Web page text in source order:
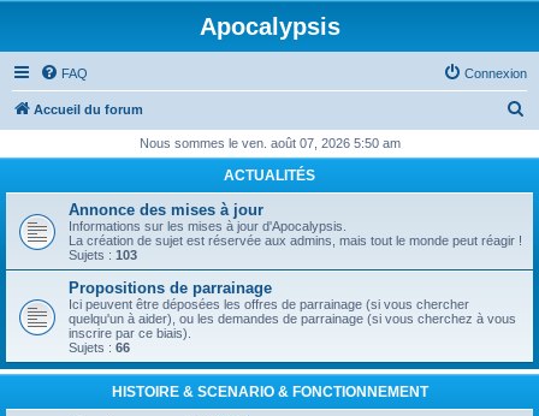
Apocalypsis
FAQ Connexion
Accueil du forum
h
r
Nous sommes le ven. août 07, 2026 5:50 am
ACTUALITÉS
Annonce des mises à jour
Informations sur les mises à jour d'Apocalypsis.
La création de sujet est réservée aux admins, mais tout le monde peut réagir !
Sujets : 103
Propositions de parrainage
Ici peuvent être déposées les offres de parrainage (si vous chercher
quelqu'un à aider), ou les demandes de parrainage (si vous cherchez à vous
inscrire par ce biais).
Sujets : 66
HISTOIRE & SCENARIO & FONCTIONNEMENT